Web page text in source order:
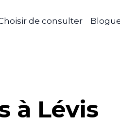
de consulter
à Lévis